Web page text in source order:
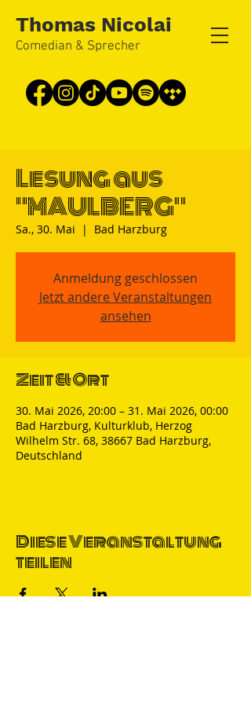
Thomas Nicolai
Comedian & Sprecher
Lesung aus
"MAULBERG"
Sa., 30. Mai
  |
Bad Harzburg
Anmeldung geschlossen
Jetzt andere Veranstaltungen
ansehen
Zeit & Ort
30. Mai 2026, 20:00 – 31. Mai 2026, 00:00
Bad Harzburg, Kulturklub, Herzog
Wilhelm Str. 68, 38667 Bad Harzburg,
Deutschland
Diese Veranstaltung
teilen